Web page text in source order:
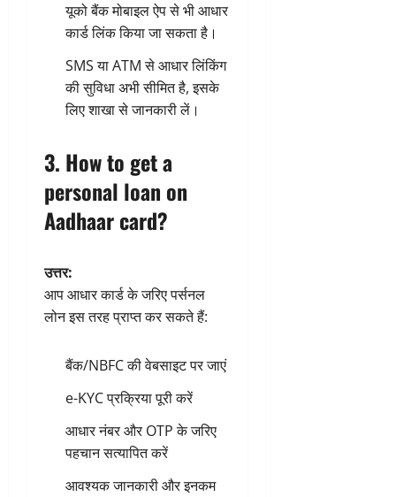
यूको बैंक मोबाइल ऐप से भी आधार
कार्ड लिंक किया जा सकता है।
SMS या ATM से आधार लिंकिंग
की सुविधा अभी सीमित है, इसके
लिए शाखा से जानकारी लें।
3. How to get a
personal loan on
Aadhaar card?
उत्तर:
आप आधार कार्ड के जरिए पर्सनल
लोन इस तरह प्राप्त कर सकते हैं:
बैंक/NBFC की वेबसाइट पर जाएं
e-KYC प्रक्रिया पूरी करें
आधार नंबर और OTP के जरिए
पहचान सत्यापित करें
आवश्यक जानकारी और इनकम